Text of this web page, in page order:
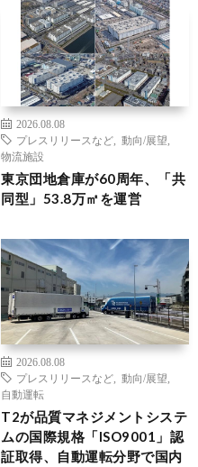
2026.08.08
プレスリリースなど
動向/展望
物流施設
東京団地倉庫が60周年、「共
同型」53.8万㎡を運営
2026.08.08
プレスリリースなど
動向/展望
自動運転
T2が品質マネジメントシステ
ムの国際規格「ISO9001」認
証取得、自動運転分野で国内